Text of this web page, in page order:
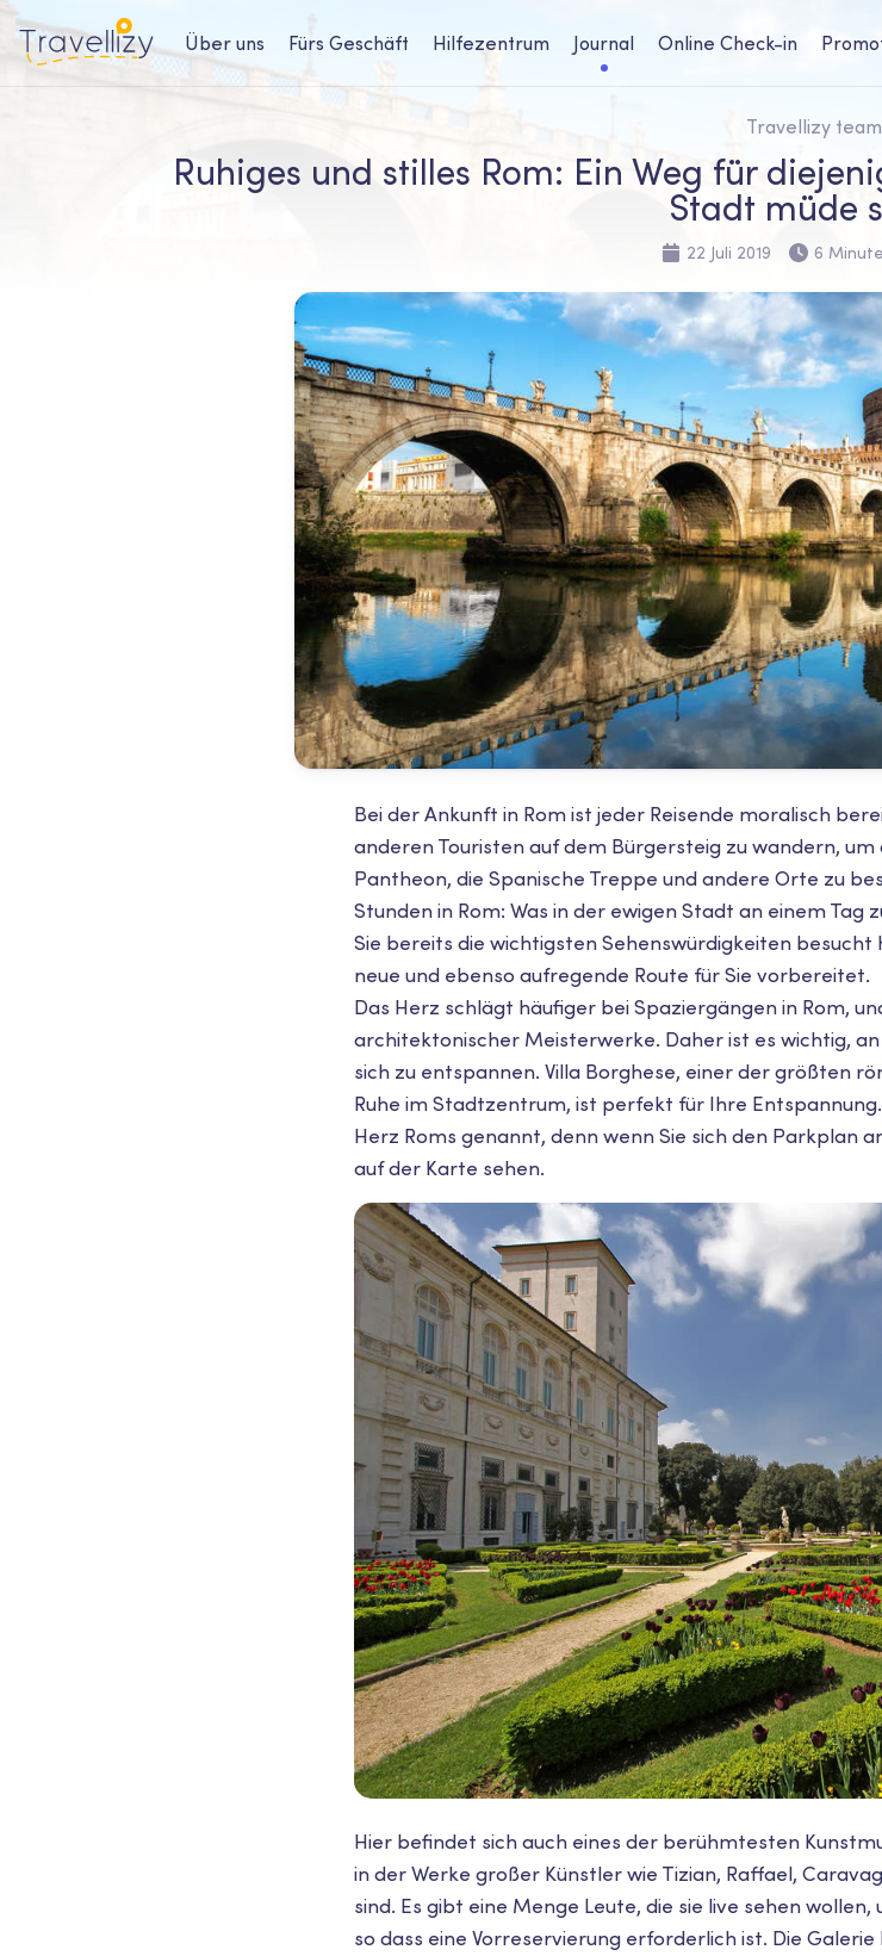
Über uns Fürs Geschäft Hilfezentrum Journal Online Check-in
Travellizy team
Ruhiges und stilles Rom: Ein Weg für
Stadt müde
22 Juli 2019 6
Bei der Ankunft in Rom ist jeder Reisende moralisch
anderen Touristen auf dem Bürgersteig zu wandern, um
Pantheon, die Spanische Treppe und andere Orte zu
Stunden in Rom: Was in der ewigen Stadt an einem Tag
Sie bereits die wichtigsten Sehenswürdigkeiten
neue und ebenso aufregende Route für Sie vorbereitet.
Das Herz schlägt häufiger bei Spaziergängen in Rom,
architektonischer Meisterwerke. Daher ist es wichtig,
sich zu entspannen. Villa Borghese, einer der größten
Ruhe im Stadtzentrum, ist perfekt für Ihre
Herz Roms genannt, denn wenn Sie sich den Parkplan
auf der Karte sehen.
Hier befindet sich auch eines der berühmtesten
in der Werke großer Künstler wie Tizian, Raffael,
sind. Es gibt eine Menge Leute, die sie live sehen
so dass eine Vorreservierung erforderlich ist. Die